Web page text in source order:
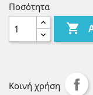
Ποσότητα

Κοινή χρήση